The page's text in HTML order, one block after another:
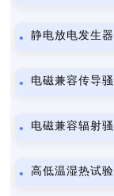
静电放电发生器
电磁兼容传导
电磁兼容辐射
高低温湿热试